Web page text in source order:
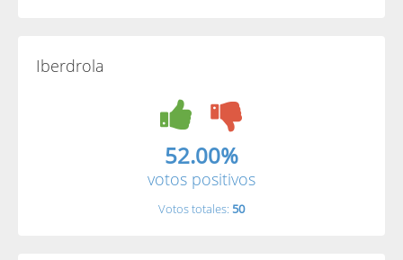
Iberdrola
52.00%
votos positivos
Votos totales: 50